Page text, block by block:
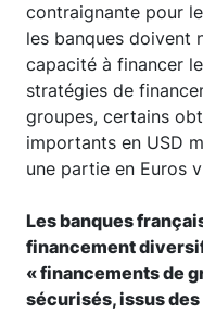
contraignante pour
les banques doivent
capacité à financer
stratégies de
groupes, certains
importants en USD
une partie en Euros
Les banques
financement
« financements de
sécurisés, issus